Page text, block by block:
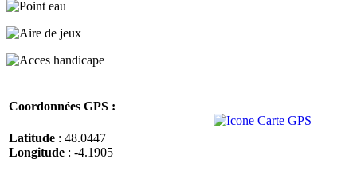
Coordonnées GPS :
Latitude : 48.0447
Longitude : -4.1905